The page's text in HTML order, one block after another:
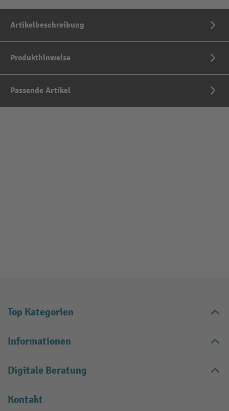
Artikelbeschreibung
Produkthinweise
Passende Artikel
Top Kategorien
Informationen
Digitale Beratung
Kontakt